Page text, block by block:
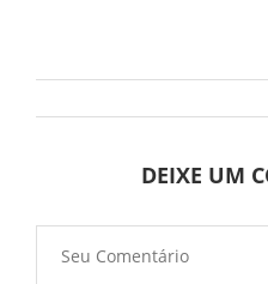
DEIXE UM